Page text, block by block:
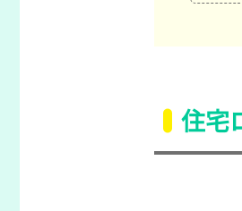
住宅